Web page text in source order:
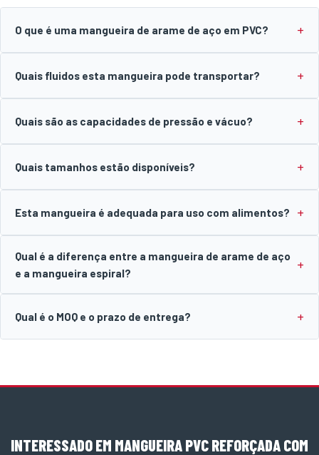
O que é uma mangueira de arame de aço em PVC?
Quais fluidos esta mangueira pode transportar?
Quais são as capacidades de pressão e vácuo?
Quais tamanhos estão disponíveis?
Esta mangueira é adequada para uso com alimentos?
Qual é a diferença entre a mangueira de arame de aço
e a mangueira espiral?
Qual é o MOQ e o prazo de entrega?
INTERESSADO EM MANGUEIRA PVC REFORÇADA COM